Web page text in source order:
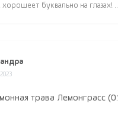
хорошеет буквально на глазах! ..